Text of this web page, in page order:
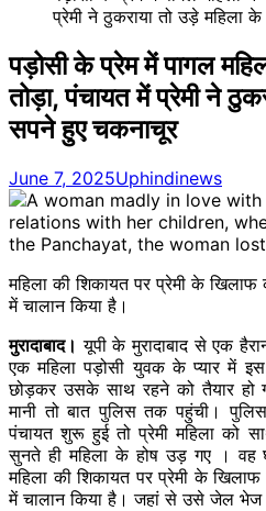
प्रेमी ने ठुकराया तो उड़े महिला
पड़ोसी के प्रेम में पागल
तोड़ा, पंचायत में प्रेमी ने
सपने हुए चकनाचूर
June 7, 2025Uphindinews
महिला की शिकायत पर प्रेमी के खिलाफ
में चालान किया है।
मुरादाबाद। यूपी के मुरादाबाद से एक
एक महिलापड़ोसी युवक के प्यार में
छोड़करउसके साथ रहने को तैयार हो
मानी तो बात पुलिस तक पहुंची।
पंचायत शुरू हुई तो प्रेमी महिला को
सुनते ही महिला केहोष उड़गए । वह
महिला की शिकायत पर प्रेमी के खिलाफ
में चालान किया है। जहां से उसे जेल भेज